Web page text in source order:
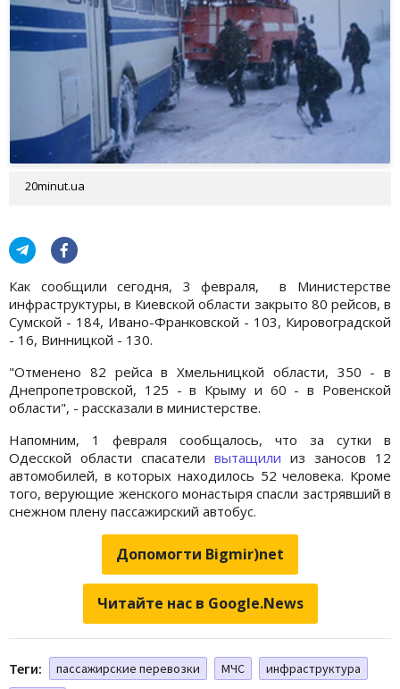
20minut.ua
Как сообщили сегодня, 3 февраля, в Министерстве
инфраструктуры, в Киевской области закрыто 80 рейсов, в
Сумской - 184, Ивано-Франковской - 103, Кировоградской
- 16, Винницкой - 130.
"Отменено 82 рейса в Хмельницкой области, 350 - в
Днепропетровской, 125 - в Крыму и 60 - в Ровенской
области", - рассказали в министерстве.
Напомним, 1 февраля сообщалось, что за сутки в
Одесской области спасатели вытащили из заносов 12
автомобилей, в которых находилось 52 человека. Кроме
того, верующие женского монастыря спасли застрявший в
снежном плену пассажирский автобус.
Допомогти Bigmir)net
Читайте нас в Google.News
Теги: пассажирские перевозки МЧС
инфраструктура